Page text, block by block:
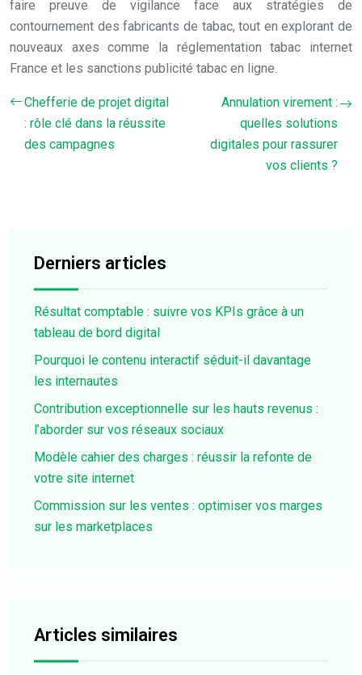
faire preuve de vigilance face aux stratégies de
contournement des fabricants de tabac, tout en explorant de
nouveaux axes comme la réglementation tabac internet
France et les sanctions publicité tabac en ligne.
Chefferie de projet digital
: rôle clé dans la réussite
des campagnes
Annulation virement :
quelles solutions
digitales pour rassurer
vos clients ?
Derniers articles
Résultat comptable : suivre vos KPIs grâce à un
tableau de bord digital
Pourquoi le contenu interactif séduit-il davantage
les internautes
Contribution exceptionnelle sur les hauts revenus :
l’aborder sur vos réseaux sociaux
Modèle cahier des charges : réussir la refonte de
votre site internet
Commission sur les ventes : optimiser vos marges
sur les marketplaces
Articles similaires